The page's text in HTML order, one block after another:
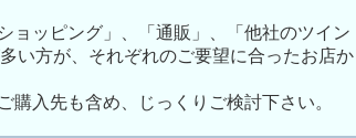
ョッピング」、「通販」、「他社のツイン
い方が、それぞれのご要望に合ったお店か
入先も含め、じっくりご検討下さい。